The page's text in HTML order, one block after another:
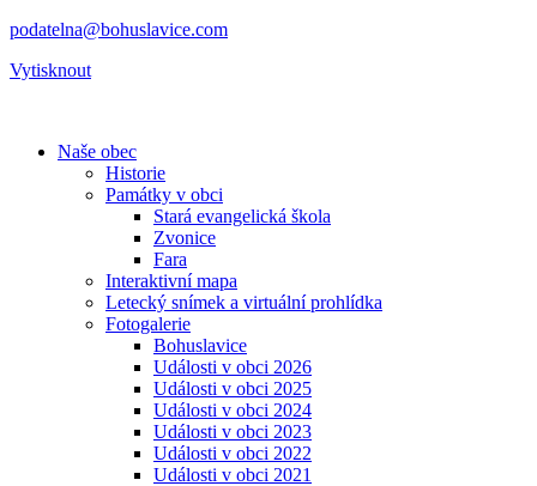
podatelna@bohuslavice.com
Vytisknout
Naše obec
Historie
Památky v obci
Stará evangelická škola
Zvonice
Fara
Interaktivní mapa
Letecký snímek a virtuální prohlídka
Fotogalerie
Bohuslavice
Události v obci 2026
Události v obci 2025
Události v obci 2024
Události v obci 2023
Události v obci 2022
Události v obci 2021